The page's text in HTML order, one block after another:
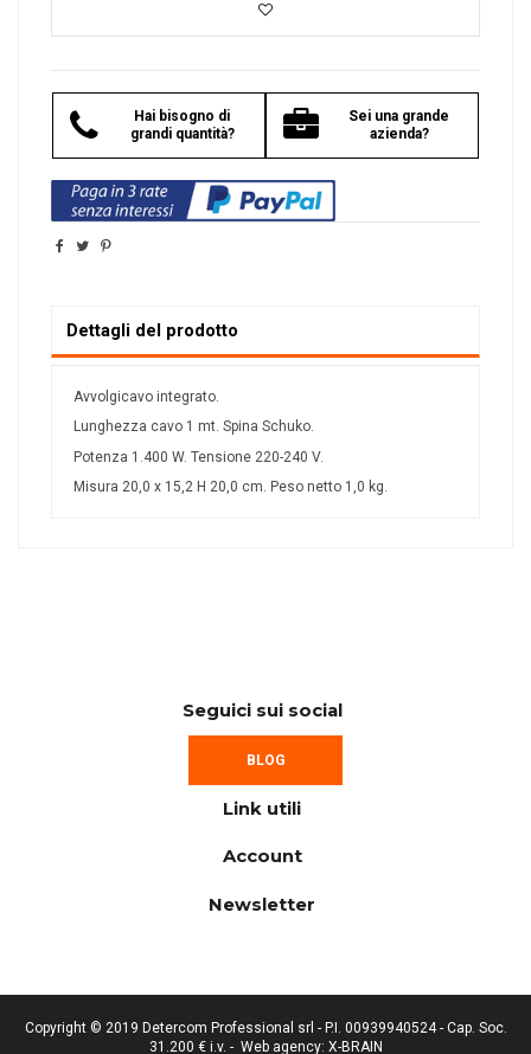
Hai bisogno di
grandi quantità?
Sei una grande
azienda?
Dettagli del prodotto
Avvolgicavo integrato.
Lunghezza cavo 1 mt. Spina Schuko.
Potenza 1.400 W. Tensione 220-240 V.
Misura 20,0 x 15,2 H 20,0 cm. Peso netto 1,0 kg.
Seguici sui social
BLOG
Link utili
Account
Newsletter
Copyright © 2019 Detercom Professional srl - P.I. 00939940524 - Cap. Soc.
31.200 € i.v. - Web agency: X-BRAIN